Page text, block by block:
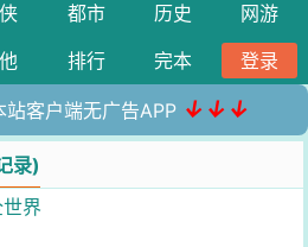
都市 历史
网游
排行 完本 登录
客户端无广告APP ↓↓↓
录)
界